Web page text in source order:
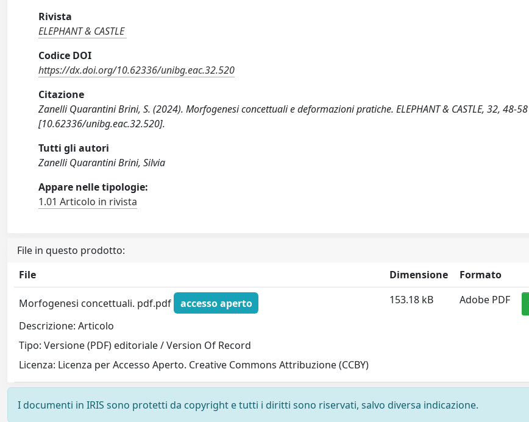
Rivista
ELEPHANT & CASTLE
Codice DOI
https://dx.doi.org/10.62336/unibg.eac.32.520
Citazione
Zanelli Quarantini Brini, S. (2024). Morfogenesi concettuali e deformazioni pratiche. ELEPHANT & CASTLE, 32, 48-58
[10.62336/unibg.eac.32.520].
Tutti gli autori
Zanelli Quarantini Brini, Silvia
Appare nelle tipologie:
1.01 Articolo in rivista
File in questo prodotto:
File
Dimensione Formato
Morfogenesi concettuali. pdf.pdf
accesso aperto
Descrizione: Articolo
Tipo: Versione (PDF) editoriale / Version Of Record
Licenza: Licenza per Accesso Aperto. Creative Commons Attribuzione (CCBY)
153.18 kB Adobe PDF
I documenti in IRIS sono protetti da copyright e tutti i diritti sono riservati, salvo diversa indicazione.